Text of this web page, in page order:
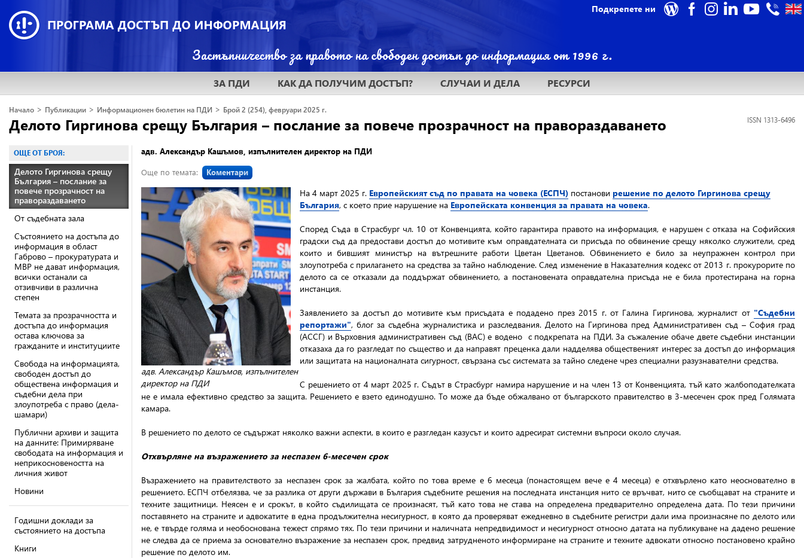
Подкрепете ни
ЗА ПДИ КАК ДА ПОЛУЧИМ ДОСТЪП? СЛУЧАИ И ДЕЛА РЕСУРСИ
Начало > Публикации > Информационен бюлетин на ПДИ > Брой 2 (254), февруари 2025 г.
ISSN 1313-6496
Делото Гиргинова срещу България – послание за повече прозрачност на правораздаването
ОЩЕ ОТ БРОЯ:
Делото Гиргинова срещу
България – послание за
повече прозрачност на
правораздаването
От съдебната зала
Състоянието на достъпа до
информация в област
Габрово – прокуратурата и
МВР не дават информация,
всички останали са
отзивчиви в различна
степен
Темата за прозрачността и
достъпа до информация
остава ключова за
гражданите и институциите
Свобода на информацията,
свободен достъп до
обществена информация и
съдебни дела при
злоупотреба с право (дела-
шамари)
Публични архиви и защита
на данните: Примиряване
свободата на информация и
неприкосновеността на
личния живот
Новини
Годишни доклади за
състоянието на достъпа
Книги
адв. Александър Кашъмов, изпълнителен директор на ПДИ
Още по темата: Коментари
адв. Александър Кашъмов, изпълнителен
директор на ПДИ
На 4 март 2025 г. Европейският съд по правата на човека (ЕСПЧ) постанови решение по делото Гиргинова срещу
България, с което прие нарушение на Европейската конвенция за правата на човека.
Според Съда в Страсбург чл. 10 от Конвенцията, който гарантира правото на информация, е нарушен с отказа на Софийския
градски съд да предостави достъп до мотивите към оправдателната си присъда по обвинение срещу няколко служители, сред
които и бившият министър на вътрешните работи Цветан Цветанов. Обвинението е било за неупражнен контрол при
злоупотреба с прилагането на средства за тайно наблюдение. След изменение в Наказателния кодекс от 2013 г. прокурорите по
делото са се отказали да поддържат обвинението, а постановената оправдателна присъда не е била протестирана на горна
инстанция.
Заявлението за достъп до мотивите към присъдата е подадено през 2015 г. от Галина Гиргинова, журналист от "Съдебни
репортажи", блог за съдебна журналистика и разследвания. Делото на Гиргинова пред Административен съд – София град
(АССГ) и Върховния административен съд (ВАС) е водено с подкрепата на ПДИ. За съжаление обаче двете съдебни инстанции
отказаха да го разгледат по същество и да направят преценка дали надделява общественият интерес за достъп до информация
или защитата на националната сигурност, свързана със системата за тайно следене чрез специални разузнавателни средства.
С решението от 4 март 2025 г. Съдът в Страсбург намира нарушение и на член 13 от Конвенцията, тъй като жалбоподателката
не е имала ефективно средство за защита. Решението е взето единодушно. То може да бъде обжалвано от българското правителство в 3-месечен срок пред Голямата
камара.
В решението по делото се съдържат няколко важни аспекти, в които е разгледан казусът и които адресират системни въпроси около случая.
Отхвърляне на възражението за неспазен 6-месечен срок
Възражението на правителството за неспазен срок за жалбата, който по това време е 6 месеца (понастоящем вече е 4 месеца) е отхвърлено като неоснователно в
решението. ЕСПЧ отбелязва, че за разлика от други държави в България съдебните решения на последната инстанция нито се връчват, нито се съобщават на страните и
техните защитници. Неясен е и срокът, в който съдилищата се произнасят, тъй като това не става на определена предварително определена дата. По тези причини
поставянето на страните и адвокатите в една продължителна несигурност, в която да проверяват ежедневно в съдебните регистри дали има произнасяне по делото или
не, е твърде голяма и необоснована тежест спрямо тях. По тези причини и наличната непредвидимост и несигурност относно датата на публикуване на дадено решение
не следва да се приема за основателно възражение за неспазен срок, предвид затрудненото информиране на страните и техните адвокати относно постановено крайно
решение по делото им.